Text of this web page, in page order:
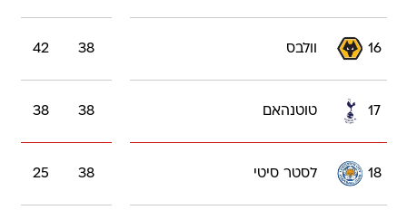
16 וולבס 38
42
17 טוטנהאם 38
38
18 לסטר סיטי 38
25